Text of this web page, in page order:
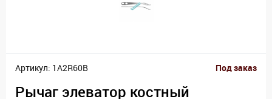
Артикул: 1A2R60B Под заказ
Рычаг элеватор костный